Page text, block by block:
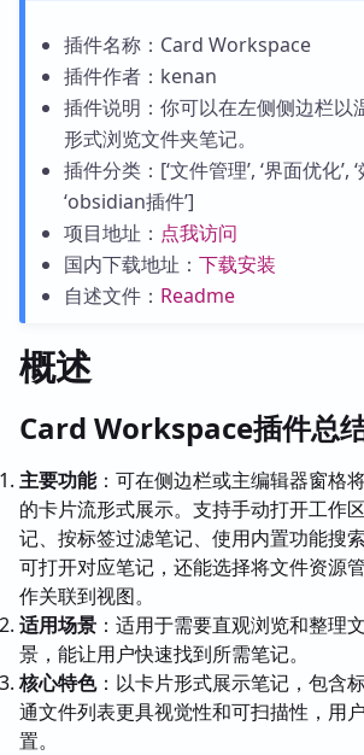
插件名称：Card Workspace
插件作者：kenan
插件说明：你可以在左侧侧边栏以
形式浏览文件夹笔记。
插件分类：[‘文件管理’, ‘界面优化’,
‘obsidian插件’]
项目地址： 点我访问
国内下载地址： 下载安装
自述文件： Readme
概述
Card Workspace插件总
主要功能：可在侧边栏或主编辑器窗格
的卡片流形式展示。支持手动打开工作
记、按标签过滤笔记、使用内置功能搜
可打开对应笔记，还能选择将文件资源
作关联到视图。
适用场景 ：适用于需要直观浏览和整理
景，能让用户快速找到所需笔记。
核心特色：以卡片形式展示笔记，包含
通文件列表更具视觉性和可扫描性，用
置。